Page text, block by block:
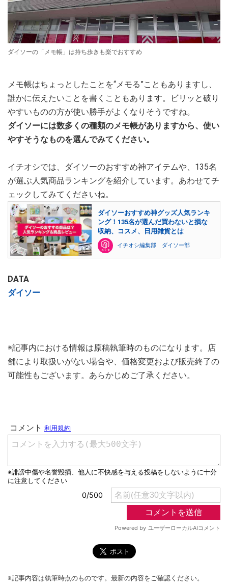
ダイソーの「メモ帳」は持ち歩きも楽でおすすめ
メモ帳はちょっとしたことを“メモる”こともありますし、
誰かに伝えたいことを書くこともあります。ビリッと破り
やすいものの方が使い勝手がよくなりそうですね。
ダイソーには数多くの種類のメモ帳がありますから、使い
やすそうなものを選んでみてください。
イチオシでは、ダイソーのおすすめ神アイテムや、135名
が選ぶ人気商品ランキングを紹介しています。あわせてチ
ェックしてみてくださいね。
ダイソーおすすめ神グッズ人気ランキ
ング！135名が選んだ買わないと損な
収納、コスメ、日用雑貨とは
イチオシ編集部 ダイソー部
DATA
ダイソー
※記事内における情報は原稿執筆時のものになります。店
舗により取扱いがない場合や、価格変更および販売終了の
可能性もございます。あらかじめご了承ください。
※記事内容は執筆時点のものです。最新の内容をご確認ください。